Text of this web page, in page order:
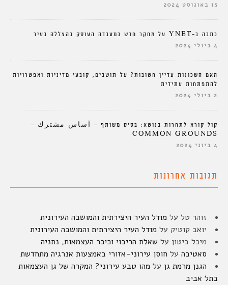
13 באוגוסט 2024
כתבה ב-YNET על מחקר חדש במעבדה העוסק בהצללה בעיר
4 ביולי 2024
האם השכונות עדיין חשובות? על תושבים, קובעי מדיניות ואפשרויות
להתפתחות עתידית
2 ביולי 2024
קול קורא לתחרות בנושא: בסיס משותף – أساس مشترك –
COMMON GROUNDS
4 ביוני 2024
תגובות אחרונות
זוהר טל על מודל העיר היצירתית והמושבה העירונית
יואב קוטיק על מודל העיר היצירתית והמושבה העירונית
מיכל ביטון על שאלת הריבוי וכיכר העצמאות, נתניה
סאטיבה על חוסן עירוני-אזורי באמצעות אנרגיה מתחדשת
הגנן מרמת גן על מהו טבע עירוני? המקרה של גן העצמאות
בתל אביב